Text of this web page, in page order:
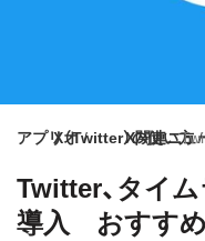
アプリオX（Twitter）の使い方
X関連ニュ
Twitter、タイ
導入 おすすめ